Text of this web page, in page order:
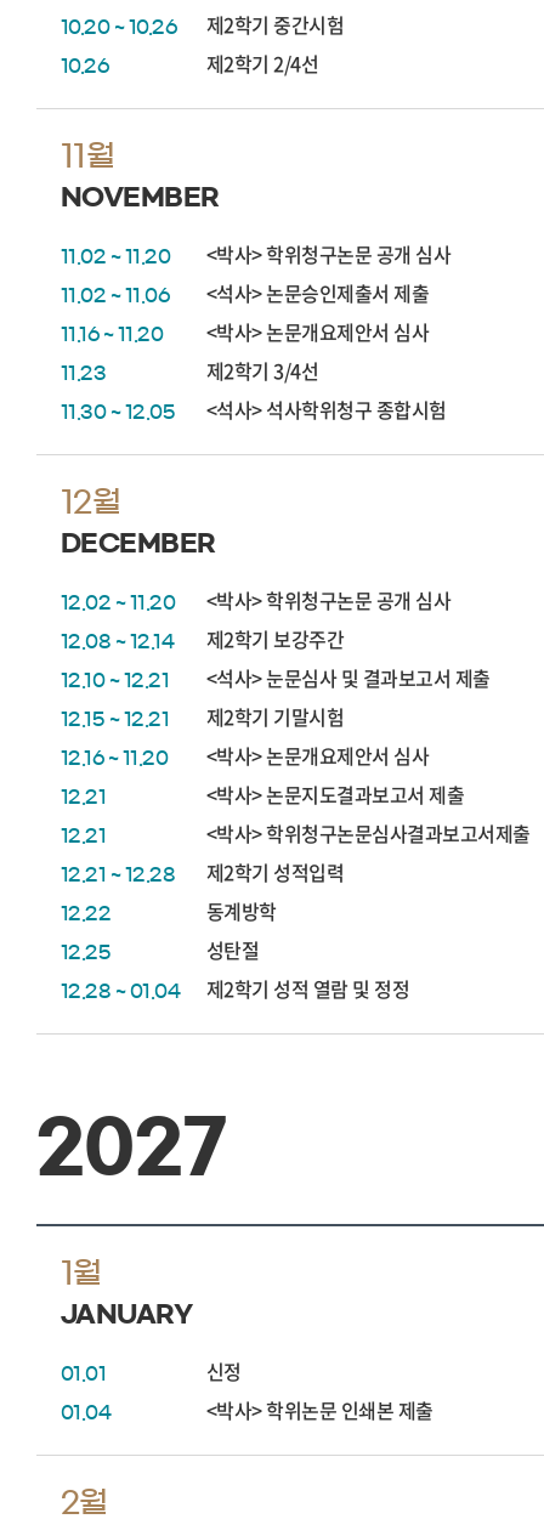
10.20 ~ 10.26 제2학기 중간시험
10.26 제2학기 2/4선
11월
NOVEMBER
11.02 ~ 11.20 <박사> 학위청구논문 공개 심사
11.02 ~ 11.06 <석사> 논문승인제출서 제출
11.16 ~ 11.20 <박사> 논문개요제안서 심사
11.23 제2학기 3/4선
11.30 ~ 12.05 <석사> 석사학위청구 종합시험
12월
DECEMBER
12.02 ~ 11.20 <박사> 학위청구논문 공개 심사
12.08 ~ 12.14 제2학기 보강주간
12.10 ~ 12.21 <석사> 눈문심사 및 결과보고서 제출
12.15 ~ 12.21 제2학기 기말시험
12.16 ~ 11.20 <박사> 논문개요제안서 심사
12.21 <박사> 논문지도결과보고서 제출
12.21 <박사> 학위청구논문심사결과보고서제출
12.21 ~ 12.28 제2학기 성적입력
12.22 동계방학
12.25 성탄절
12.28 ~ 01.04 제2학기 성적 열람 및 정정
2027
1월
JANUARY
01.01 신정
01.04 <박사> 학위논문 인쇄본 제출
2월